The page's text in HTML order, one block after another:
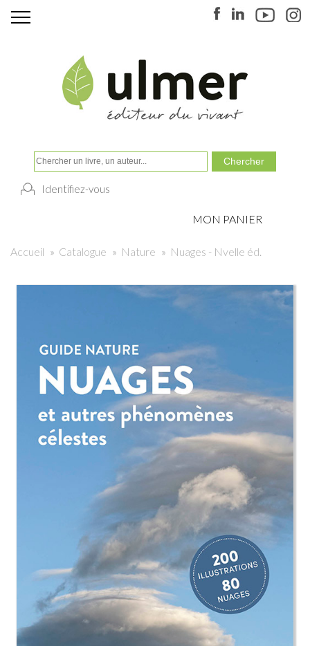
Identifiez-vous
MON PANIER
Accueil » Catalogue » Nature » Nuages - Nvelle éd.